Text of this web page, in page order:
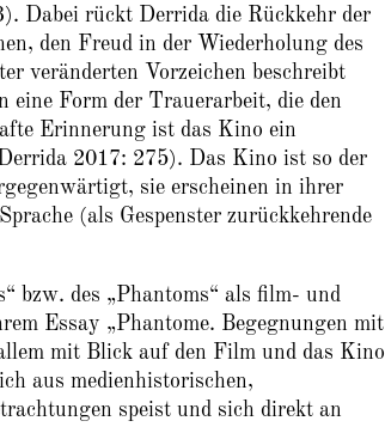
Dabei rückt Derrida die Rückkehr der
den Freud in der Wiederholung des
veränderten Vorzeichen beschreibt
Form der Trauerarbeit, die den
Erinnerung ist das Kino ein
2017: 275). Das Kino ist so der
sie erscheinen in ihrer
(als Gespenster zurückkehrende
bzw. des „Phantoms“ als film- und
Essay „Phantome. Begegnungen mit
mit Blick auf den Film und das Kino
aus medienhistorischen,
speist und sich direkt an